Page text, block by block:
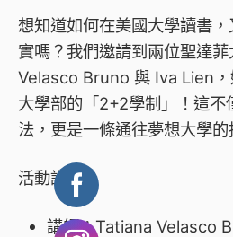
想知道如何在美國大學讀書，
實嗎？我們邀請到兩位聖達菲
Velasco Bruno 與 Iva Lien，
大學部的「2+2學制」！這不
法，更是一條通往夢想大學的
活動詳情：
講師：Tatiana Velasco